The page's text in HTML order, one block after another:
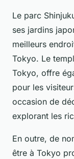
Le parc
ses jardins
meilleurs
Tokyo. Le
Tokyo, offre
pour les
occasion de
explorant les
En outre, de
être à Tokyo